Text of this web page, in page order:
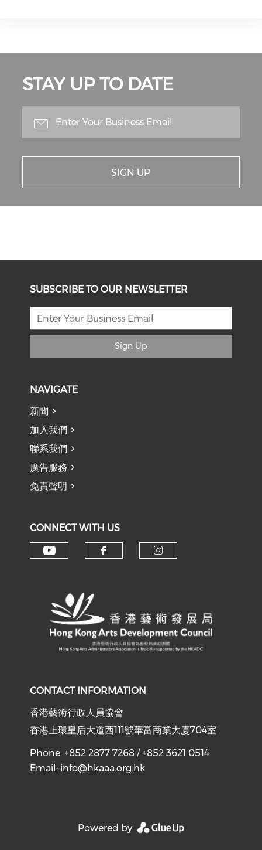
STAY UP TO DATE
SIGN UP
SUBSCRIBE TO OUR NEWSLETTER
Sign Up
NAVIGATE
新聞
加入我們
聯系我們
廣告服務
免責聲明
CONNECT WITH US
CONTACT INFORMATION
香港藝術行政人員協會
香港上環皇后大道西111號華富商業大廈704室
Phone: +852 2877 7268 / +852 3621 0514
Email: info@hkaaa.org.hk
Powered by